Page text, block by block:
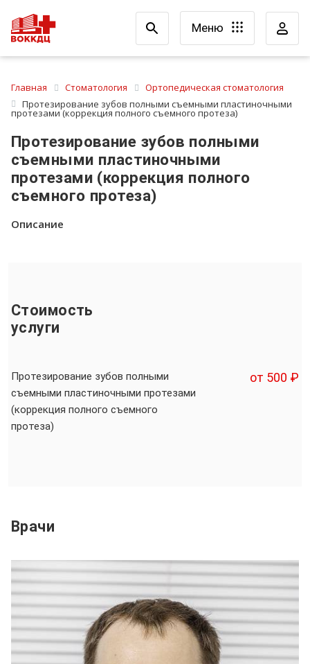
Меню
Главная Стоматология
Ортопедическая стоматология
Протезирование зубов полными съемными пластиночными
протезами (коррекция полного съемного протеза)
Протезирование зубов полными
съемными пластиночными
протезами (коррекция полного
съемного протеза)
Описание
Стоимость
услуги
Протезирование зубов полными
съемными пластиночными протезами
(коррекция полного съемного
протеза)
от 500 ₽
Врачи